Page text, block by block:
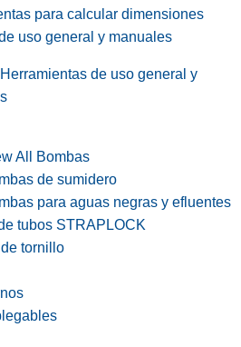
para calcular dimensiones
uso general y manuales
de uso general y
All Bombas
de sumidero
para aguas negras y efluentes
tubos STRAPLOCK
tornillo